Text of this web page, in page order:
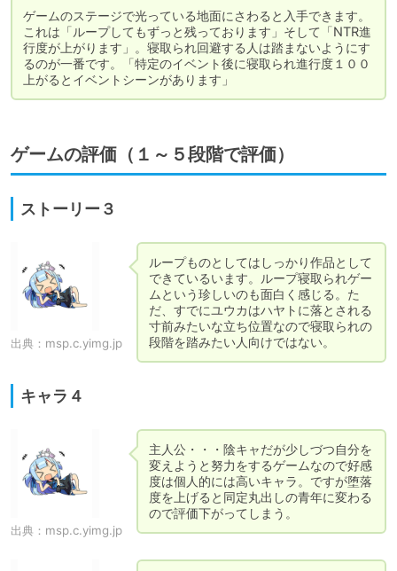
ゲームのステージで光っている地面にさわると入手できます。
これは「ループしてもずっと残っております」そして「NTR進
行度が上がります」。寝取られ回避する人は踏まないようにす
るのが一番です。「特定のイベント後に寝取られ進行度１００
上がるとイベントシーンがあります」
ゲームの評価（１～５段階で評価）
ストーリー３
出典： msp.c.yimg.jp
ループものとしてはしっかり作品として
できているいます。ループ寝取られゲー
ムという珍しいのも面白く感じる。た
だ、すでにユウカはハヤトに落とされる
寸前みたいな立ち位置なので寝取られの
段階を踏みたい人向けではない。
キャラ４
出典： msp.c.yimg.jp
主人公・・・陰キャだが少しづつ自分を
変えようと努力をするゲームなので好感
度は個人的には高いキャラ。ですが堕落
度を上げると同定丸出しの青年に変わる
ので評価下がってしまう。